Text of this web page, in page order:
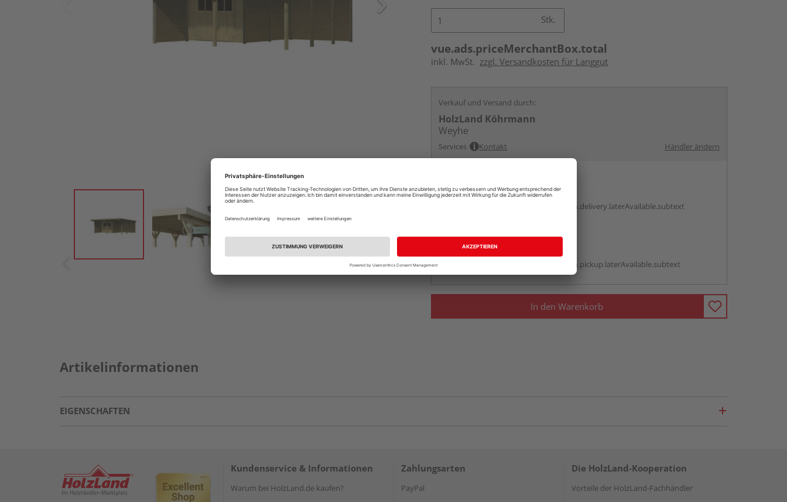
Stk.
vue.ads.priceMerchantBox.total
inkl. MwSt. zzgl. Versandkosten für Langgut
Verkauf und Versand durch:
HolzLand Köhrmann
Weyhe
Services Kontakt Händler ändern
Auf Vorbestellung:
vue.ads.priceMerchantBox.option.delivery.laterAvailable.subtext
Beim Händler abholen
vue.ads.priceMerchantBox.option.pickup.laterAvailable.subtext
In den Warenkorb
Artikelinformationen
EIGENSCHAFTEN
Kundenservice & Informationen
Warum bei HolzLand.de kaufen?
Zahlungsarten
PayPal
Die HolzLand-Kooperation
Vorteile der HolzLand-Fachhändler